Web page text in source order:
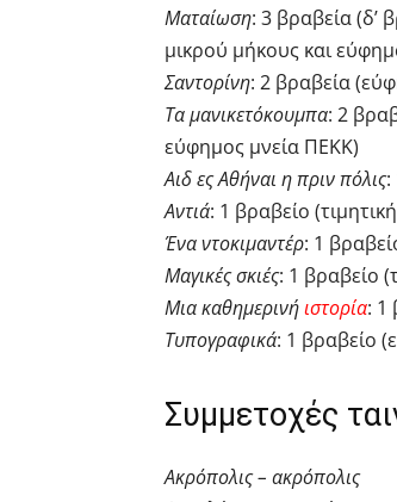
Ματαίωση: 3 βραβεία (δ’
μικρού μήκους και
Σαντορίνη: 2 βραβεία
Τα μανικετόκουμπα: 2
εύφημος μνεία ΠΕΚΚ)
Αιδ ες Αθήναι η πριν πόλις:
Αντιά: 1 βραβείο
Ένα ντοκιμαντέρ: 1
Μαγικές σκιές: 1 βραβείο
Μια καθημερινήιστορία: 1
Τυπογραφικά: 1 βραβείο
Συμμετοχές
Ακρόπολις – ακρόπολις